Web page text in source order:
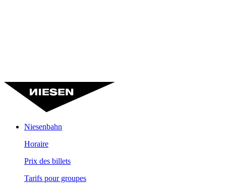
Niesenbahn
Horaire
Prix des billets
Tarifs pour groupes